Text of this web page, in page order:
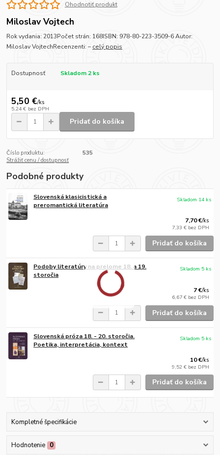
Ohodnotiť produkt
Miloslav Vojtech
Rok vydania: 2013Počet strán: 168ISBN: 978-80-223-3509-6 Autor:
Miloslav VojtechRecenzenti: – celý popis
Dostupnosť Skladom 2 ks
5,50 €/ks
5,24 € bez DPH
Pridať do košíka
Číslo produktu:
535
Strážiť cenu / dostupnosť
Podobné produkty
Slovenská klasicistická a
preromantická literatúra
7,70 €/ks
7,33 € bez DPH
Skladom 14 ks
Pridať do košíka
Podoby literatúry na prelome 18. a 19.
storočia
7 €/ks
6,67 € bez DPH
Skladom 5 ks
Pridať do košíka
Slovenská próza 18. - 20. storočia.
Poetika, interpretácia, kontext
10 €/ks
9,52 € bez DPH
Skladom 5 ks
Pridať do košíka
Kompletné špecifikácie
Hodnotenie 0